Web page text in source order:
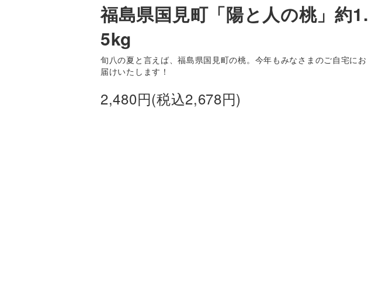
福島県国見町「陽と人の桃」約1.
5kg
旬八の夏と言えば、福島県国見町の桃。今年もみなさまのご自宅にお
届けいたします！
2,480円(税込2,678円)